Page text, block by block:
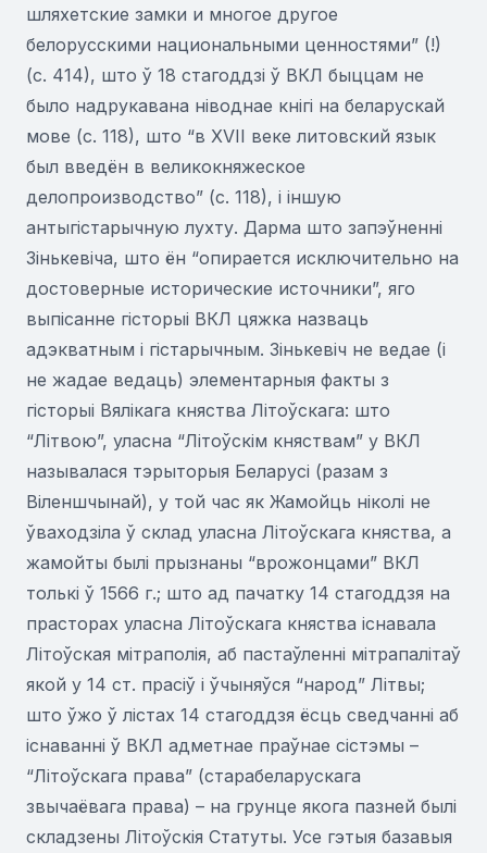
шляхетские замки и многое другое
белорусскими национальными ценностями” (!)
(с. 414), што ў 18 стагоддзі ў ВКЛ быццам не
было надрукавана ніводнае кнігі на беларускай
мове (с. 118), што “в XVII веке литовский язык
был введён в великокняжеское
делопроизводство” (с. 118), і іншую
антыгістарычную лухту. Дарма што запэўненні
Зінькевіча, што ён “опирается исключительно на
достоверные исторические источники”, яго
выпісанне гісторыі ВКЛ цяжка назваць
адэкватным і гістарычным. Зінькевіч не ведае (і
не жадае ведаць) элементарныя факты з
гісторыі Вялікага княства Літоўскага: што
“Літвою”, уласна “Літоўскім княствам” у ВКЛ
называлася тэрыторыя Беларусі (разам з
Віленшчынай), у той час як Жамойць ніколі не
ўваходзіла ў склад уласна Літоўскага княства, а
жамойты былі прызнаны “врожонцами” ВКЛ
толькі ў 1566 г.; што ад пачатку 14 стагоддзя на
прасторах уласна Літоўскага княства існавала
Літоўская мітраполія, аб пастаўленні мітрапалітаў
якой у 14 ст. прасіў і ўчыняўся “народ” Літвы;
што ўжо ў лістах 14 стагоддзя ёсць сведчанні аб
існаванні ў ВКЛ адметнае праўнае сістэмы –
“Літоўскага права” (старабеларускага
звычаёвага права) – на грунце якога пазней былі
складзены Літоўскія Статуты. Усе гэтыя базавыя